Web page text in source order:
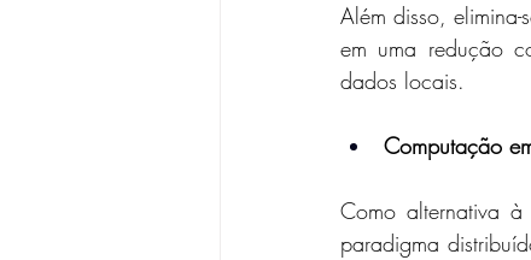
Além disso,
em uma redução
dados locais.
Computação
Como alternativa
paradigma